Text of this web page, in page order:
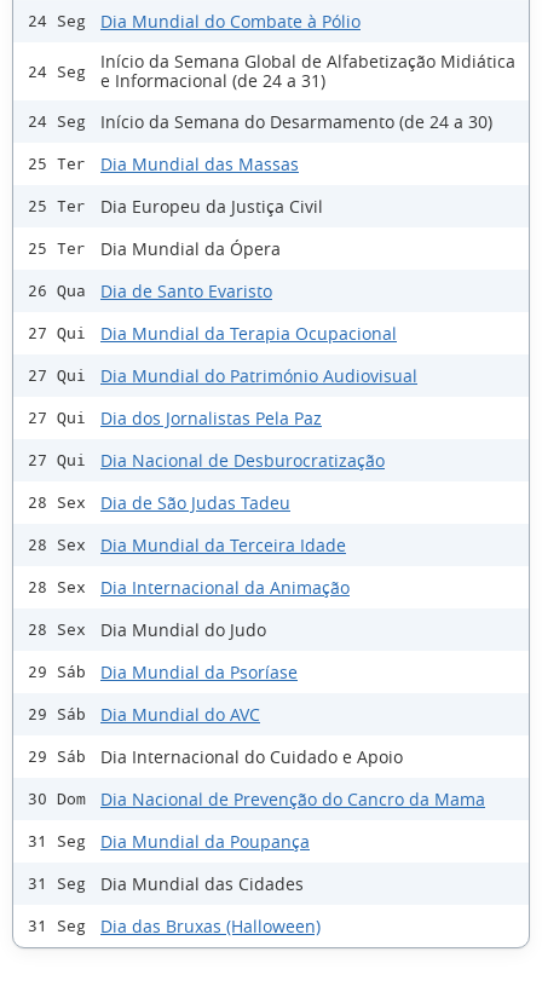
24 Seg Dia Mundial do Combate à Pólio
24 Seg
Início da Semana Global de Alfabetização Midiática
e Informacional (de 24 a 31)
24 Seg Início da Semana do Desarmamento (de 24 a 30)
25 Ter Dia Mundial das Massas
25 Ter Dia Europeu da Justiça Civil
25 Ter Dia Mundial da Ópera
26 Qua Dia de Santo Evaristo
27 Qui Dia Mundial da Terapia Ocupacional
27 Qui Dia Mundial do Património Audiovisual
27 Qui Dia dos Jornalistas Pela Paz
27 Qui Dia Nacional de Desburocratização
28 Sex Dia de São Judas Tadeu
28 Sex Dia Mundial da Terceira Idade
28 Sex Dia Internacional da Animação
28 Sex Dia Mundial do Judo
29 Sáb Dia Mundial da Psoríase
29 Sáb Dia Mundial do AVC
29 Sáb Dia Internacional do Cuidado e Apoio
30 Dom Dia Nacional de Prevenção do Cancro da Mama
31 Seg Dia Mundial da Poupança
31 Seg Dia Mundial das Cidades
31 Seg Dia das Bruxas (Halloween)